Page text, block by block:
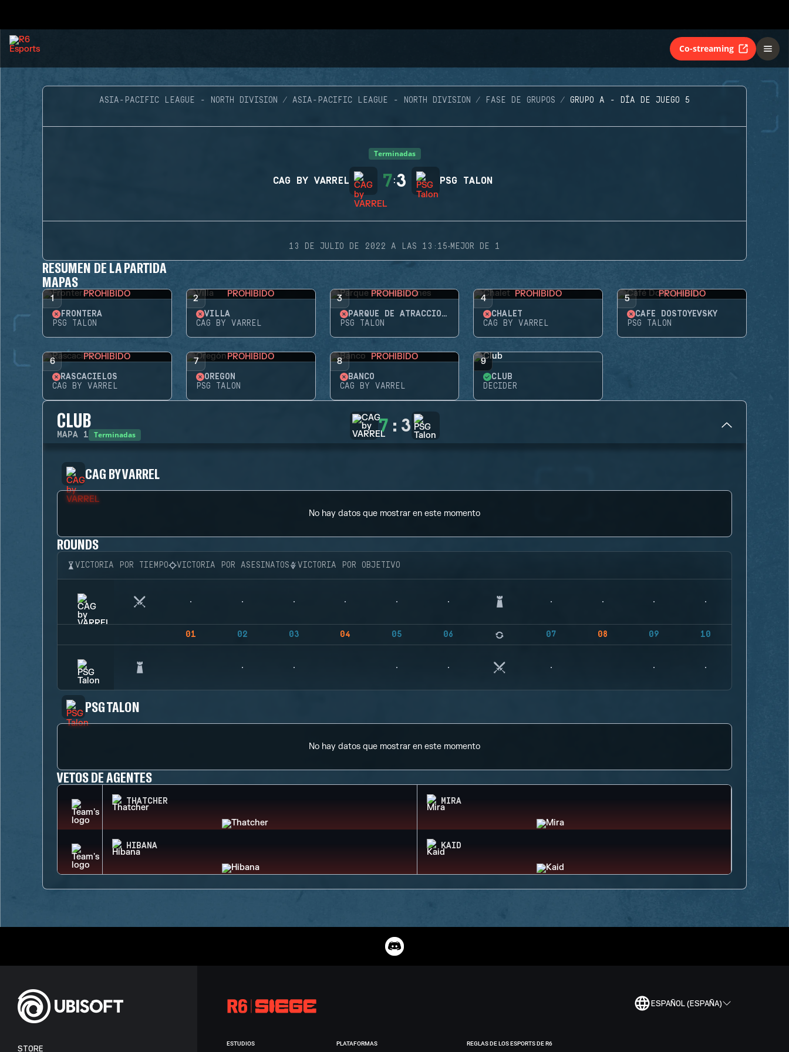
Co-streaming
ASIA-PACIFIC LEAGUE - NORTH DIVISION ASIA-PACIFIC LEAGUE - NORTH DIVISION FASE DE GRUPOS GRUPO A - DÍA DE JUEGO 5
Terminadas
CAG BY VARREL 7:3 PSG TALON
13 DE JULIO DE 2022 A LAS 13:15·MEJOR DE 1
RESUMEN DE LA PARTIDA
MAPAS
1 PROHIBIDO
FRONTERA
PSG TALON
2 PROHIBIDO
VILLA
CAG BY VARREL
3 PROHIBIDO
PARQUE DE ATRACCIONES
PSG TALON
4 PROHIBIDO
CHALET
CAG BY VARREL
5 PROHIBIDO
CAFÉ DOSTOYEVSKY
PSG TALON
6 PROHIBIDO
RASCACIELOS
CAG BY VARREL
7 PROHIBIDO
OREGÓN
PSG TALON
8 PROHIBIDO
BANCO
CAG BY VARREL
9
CLUB
DECIDER
CLUB
MAPA 1 Terminadas 7 : 3
CAG BY VARREL
No hay datos que mostrar en este momento
ROUNDS
VICTORIA POR TIEMPO VICTORIA POR ASESINATOS VICTORIA POR OBJETIVO
01 02 03 04 05 06 07 08 09 10
PSG TALON
No hay datos que mostrar en este momento
VETOS DE AGENTES
THATCHER MIRA
HIBANA KAID
ESPAÑOL (ESPAÑA)
STORE
ESTUDIOS PLATAFORMAS REGLAS DE LOS ESPORTS DE R6